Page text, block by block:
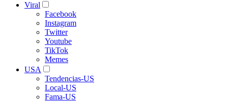
Viral
Facebook
Instagram
Twitter
Youtube
TikTok
Memes
USA
Tendencias-US
Local-US
Fama-US